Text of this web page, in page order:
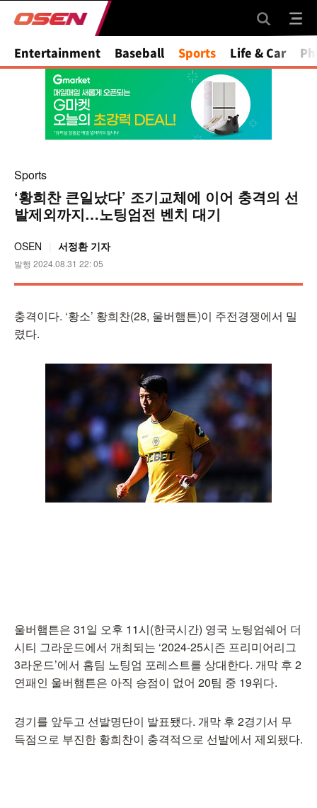
Mute
Entertainment Baseball Sports Life & Car
Sports
‘황희찬 큰일났다’ 조기교체에 이어 충격의 선
발제외까지…노팅엄전 벤치 대기
OSEN 서정환 기자
발행 2024.08.31 22: 05
충격이다. ‘황소’ 황희찬(28, 울버햄튼)이 주전경쟁에서 밀
렸다.
울버햄튼은 31일 오후 11시(한국시간) 영국 노팅엄쉐어 더
시티 그라운드에서 개최되는 ‘2024-25시즌 프리미어리그
3라운드’에서 홈팀 노팅엄 포레스트를 상대한다. 개막 후 2
연패인 울버햄튼은 아직 승점이 없어 20팀 중 19위다.
경기를 앞두고 선발명단이 발표됐다. 개막 후 2경기서 무
득점으로 부진한 황희찬이 충격적으로 선발에서 제외됐다.